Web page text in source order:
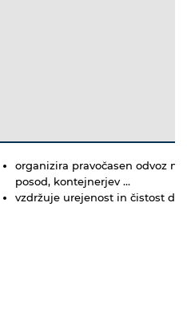
organizira pravočasen odvoz
posod, kontejnerjev …
vzdržuje urejenost in čistost